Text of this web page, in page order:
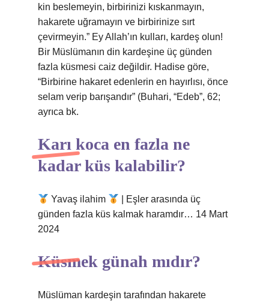
kin beslemeyin, birbirinizi kıskanmayın,
hakarete uğramayın ve birbirinize sırt
çevirmeyin.” Ey Allah’ın kulları, kardeş olun!
Bir Müslümanın din kardeşine üç günden
fazla küsmesi caiz değildir. Hadise göre,
“Birbirine hakaret edenlerin en hayırlısı, önce
selam verip barışandır” (Buhari, “Edeb”, 62;
ayrıca bk.
Karı koca en fazla ne
kadar küs kalabilir?
Yavaş ilahim
| Eşler arasında üç
günden fazla küs kalmak haramdır… 14 Mart
2024
Küsmek günah mıdır?
Müslüman kardeşin tarafından hakarete